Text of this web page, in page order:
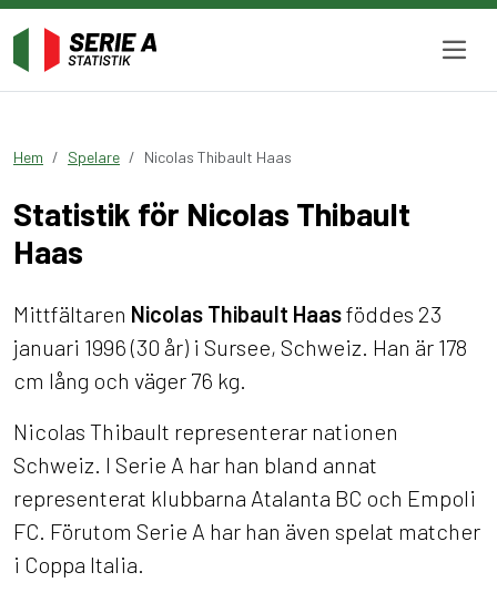
Hem Spelare Nicolas Thibault Haas
Statistik för Nicolas Thibault
Haas
Mittfältaren Nicolas Thibault Haasföddes 23
januari 1996 (30 år) i Sursee, Schweiz. Han är 178
cm lång och väger 76 kg.
Nicolas Thibault representerar nationen
Schweiz. I Serie A har han bland annat
representerat klubbarna Atalanta BC och Empoli
FC. Förutom Serie A har han även spelat matcher
i Coppa Italia.